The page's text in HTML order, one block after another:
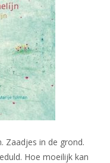
Zaadjes in de grond.
Hoe moeilijk kan